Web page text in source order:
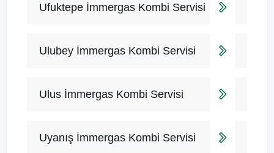
Ufuktepe İmmergas Kombi Servisi
Ulubey İmmergas Kombi Servisi
Ulus İmmergas Kombi Servisi
Uyanış İmmergas Kombi Servisi